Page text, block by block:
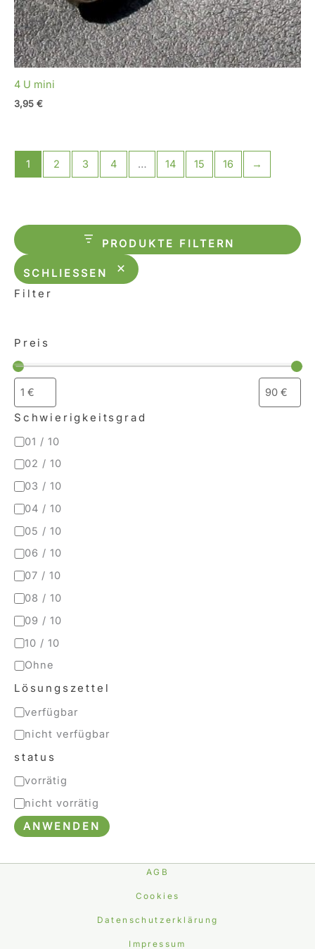
4 U mini
3,95 €
1 2 3 4 … 14 15 16 →
PRODUKTE FILTERN
SCHLIESSEN
Filter
Preis
Schwierigkeitsgrad
01 / 10
02 / 10
03 / 10
04 / 10
05 / 10
06 / 10
07 / 10
08 / 10
09 / 10
10 / 10
Ohne
Lösungszettel
verfügbar
nicht verfügbar
status
vorrätig
nicht vorrätig
ANWENDEN
AGB
Cookies
Datenschutzerklärung
Impressum